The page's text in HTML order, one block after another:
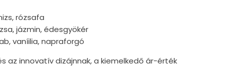
rózsafa
jázmin, édesgyökér
vaníilia, napraforgó
az innovatív dizájnnak, a kiemelkedő ár-érték